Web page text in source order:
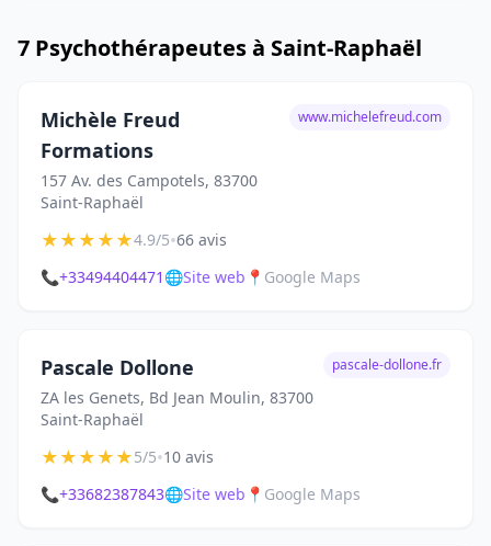
7 Psychothérapeutes à Saint-Raphaël
Michèle Freud
Formations
157 Av. des Campotels, 83700
Saint-Raphaël
www.michelefreud.com
★★★★★4.9/5•66 avis
📞+33494404471 🌐Site web 📍 Google Maps
Pascale Dollone
ZA les Genets, Bd Jean Moulin, 83700
Saint-Raphaël
pascale-dollone.fr
★★★★★5/5•10 avis
📞+33682387843🌐Site web 📍 Google Maps